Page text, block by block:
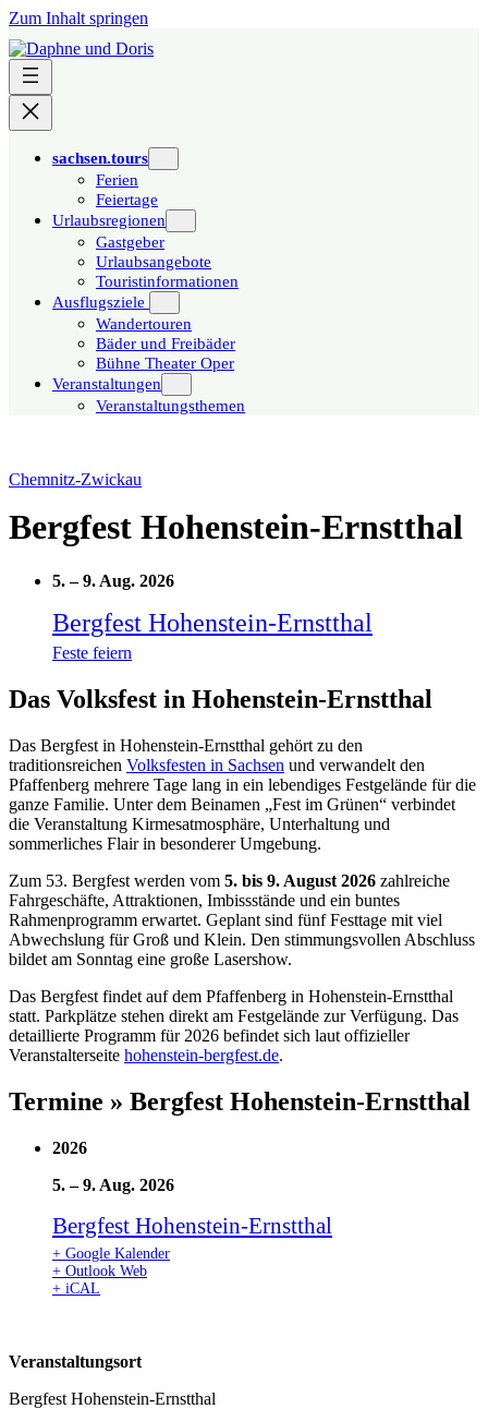
Zum Inhalt springen
sachsen.tours
Ferien
Feiertage
Urlaubsregionen
Gastgeber
Urlaubsangebote
Touristinformationen
Ausflugsziele
Wandertouren
Bäder und Freibäder
Bühne Theater Oper
Veranstaltungen
Veranstaltungsthemen
Chemnitz-Zwickau
Bergfest Hohenstein-Ernstthal
5.–9. Aug. 2026
Bergfest Hohenstein-Ernstthal
Feste feiern
Das Volksfest in Hohenstein-Ernstthal
Das Bergfest in Hohenstein-Ernstthal gehört zu den
traditionsreichen Volksfesten in Sachsen und verwandelt den
Pfaffenberg mehrere Tage lang in ein lebendiges Festgelände für die
ganze Familie. Unter dem Beinamen „Fest im Grünen“ verbindet
die Veranstaltung Kirmesatmosphäre, Unterhaltung und
sommerliches Flair in besonderer Umgebung.
Zum 53. Bergfest werden vom 5. bis 9. August 2026 zahlreiche
Fahrgeschäfte, Attraktionen, Imbissstände und ein buntes
Rahmenprogramm erwartet. Geplant sind fünf Festtage mit viel
Abwechslung für Groß und Klein. Den stimmungsvollen Abschluss
bildet am Sonntag eine große Lasershow.
Das Bergfest findet auf dem Pfaffenberg in Hohenstein-Ernstthal
statt. Parkplätze stehen direkt am Festgelände zur Verfügung. Das
detaillierte Programm für 2026 befindet sich laut offizieller
Veranstalterseite hohenstein-bergfest.de.
Termine » Bergfest Hohenstein-Ernstthal
2026
5.–9. Aug. 2026
Bergfest Hohenstein-Ernstthal
+ Google Kalender
+ Outlook Web
+ iCAL
Veranstaltungsort
Bergfest Hohenstein-Ernstthal